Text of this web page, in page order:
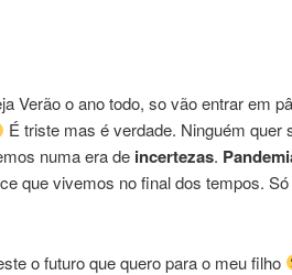
Verão o ano todo, so vão entrar em
É triste mas é verdade. Ninguém quer
numa era de incertezas.
que vivemos no final dos tempos.
o futuro que quero para o meu filho